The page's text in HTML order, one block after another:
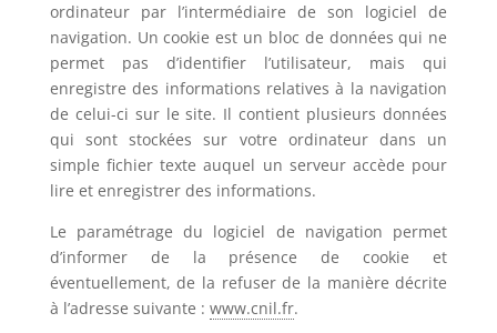
ordinateur par l’intermédiaire de son logiciel de
navigation. Un cookie est un bloc de données qui ne
permet pas d’identifier l’utilisateur, mais qui
enregistre des informations relatives à la navigation
de celui-ci sur le site. Il contient plusieurs données
qui sont stockées sur votre ordinateur dans un
simple fichier texte auquel un serveur accède pour
lire et enregistrer des informations.
Le paramétrage du logiciel de navigation permet
d’informer de la présence de cookie et
éventuellement, de la refuser de la manière décrite
à l’adresse suivante : www.cnil.fr.